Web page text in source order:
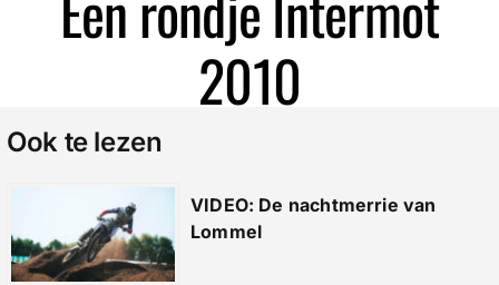
2010
Ook te lezen
VIDEO: De nachtmerrie van
Lommel